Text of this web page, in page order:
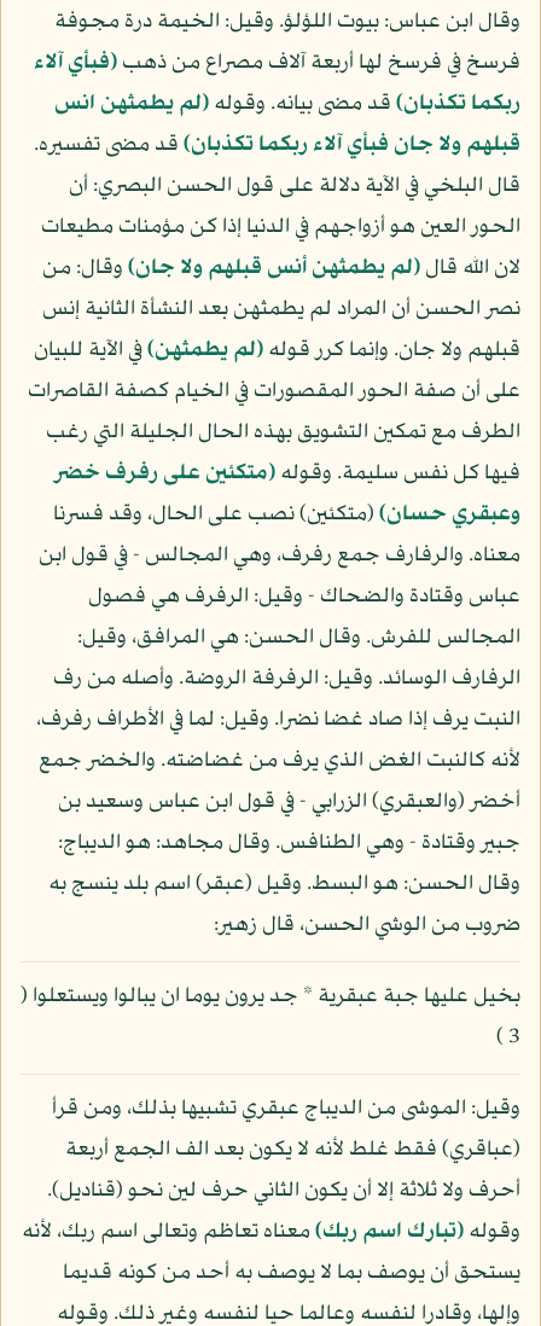
وقال ابن عباس: بيوت اللؤلؤ. وقيل: الخيمة درة مجوفة
فرسخ في فرسخ لها أربعة آلاف مصراع من ذهب(فبأي آلاء
ربكما تكذبان)قد مضى بيانه. وقوله(لم يطمثهن انس
قبلهم ولا جان فبأي آلاء ربكما تكذبان)قد مضى تفسيره.
قال البلخي في الآية دلالة على قول الحسن البصري: أن
الحور العين هو أزواجهم في الدنيا إذا كن مؤمنات مطيعات
لان الله قال(لم يطمثهن أنس قبلهم ولا جان)وقال: من
نصر الحسن أن المراد لم يطمثهن بعد النشأة الثانية إنس
قبلهم ولا جان. وإنما كرر قوله(لم يطمثهن)في الآية للبيان
على أن صفة الحور المقصورات في الخيام كصفة القاصرات
الطرف مع تمكين التشويق بهذه الحال الجليلة التي رغب
فيها كل نفس سليمة. وقوله(متكئين على رفرف خضر
وعبقري حسان)(متكئين) نصب على الحال، وقد فسرنا
معناه. والرفارف جمع رفرف، وهي المجالس - في قول ابن
عباس وقتادة والضحاك - وقيل: الرفرف هي فصول
المجالس للفرش. وقال الحسن: هي المرافق، وقيل:
الرفارف الوسائد. وقيل: الرفرفة الروضة. وأصله من رف
النبت يرف إذا صاد غضا نضرا. وقيل: لما في الأطراف رفرف،
لأنه كالنبت الغض الذي يرف من غضاضته. والخضر جمع
أخضر (والعبقري) الزرابي - في قول ابن عباس وسعيد بن
جبير وقتادة - وهي الطنافس. وقال مجاهد: هو الديباج:
وقال الحسن: هو البسط. وقيل (عبقر) اسم بلد ينسج به
ضروب من الوشي الحسن، قال زهير:
بخيل عليها جبة عبقرية * جد يرون يوما ان يبالوا ويستعلوا (
3 )
وقيل: الموشى من الديباج عبقري تشبيها بذلك، ومن قرأ
(عباقري) فقط غلط لأنه لا يكون بعد الف الجمع أربعة
أحرف ولا ثلاثة إلا أن يكون الثاني حرف لين نحو (قناديل).
وقوله(تبارك اسم ربك)معناه تعاظم وتعالى اسم ربك، لأنه
يستحق أن يوصف بما لا يوصف به أحد من كونه قديما
وإلها، وقادرا لنفسه وعالما حيا لنفسه وغير ذلك. وقوله